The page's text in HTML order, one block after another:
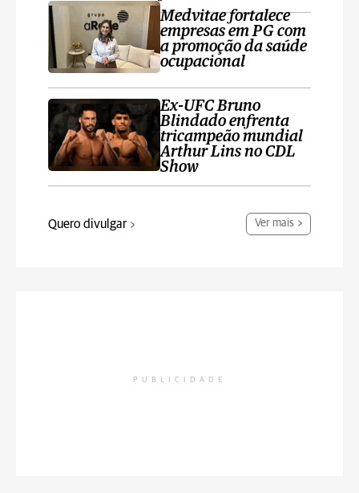
Medvitae fortalece
empresas em PG com
a promoção da saúde
ocupacional
Ex-UFC Bruno
Blindado enfrenta
tricampeão mundial
Arthur Lins no CDL
Show
Quero divulgar Ver mais
PUBLICIDADE